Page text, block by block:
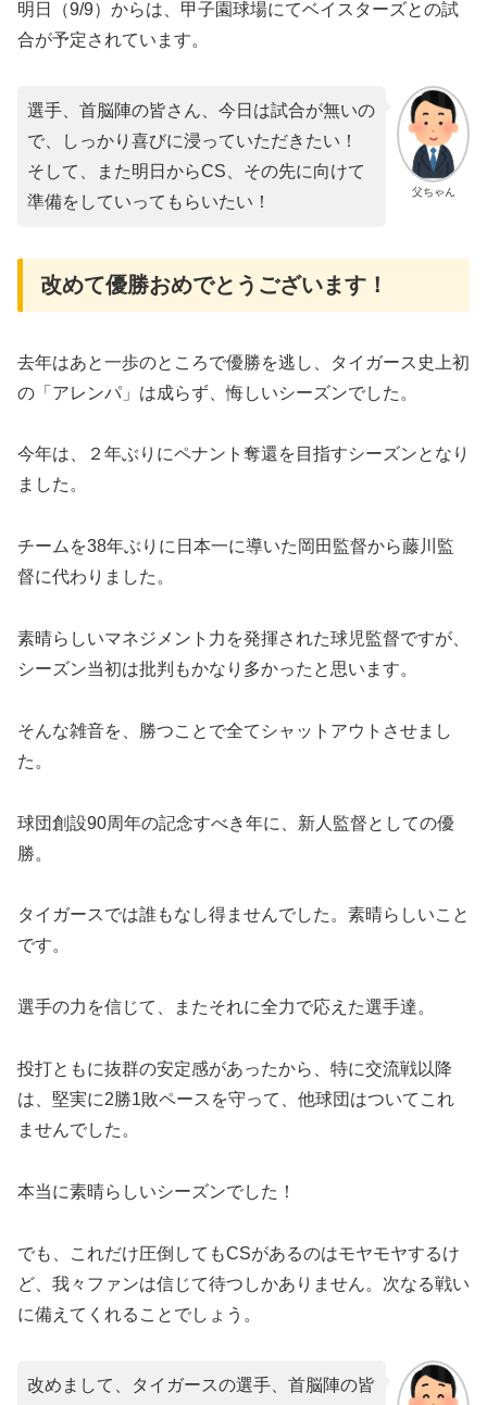
明日（9/9）からは、甲子園球場にてベイスターズとの試
合が予定されています。
父ちゃん
選手、首脳陣の皆さん、今日は試合が無いの
で、しっかり喜びに浸っていただきたい！
そして、また明日からCS、その先に向けて
準備をしていってもらいたい！
改めて優勝おめでとうございます！
去年はあと一歩のところで優勝を逃し、タイガース史上初
の「アレンパ」は成らず、悔しいシーズンでした。
今年は、２年ぶりにペナント奪還を目指すシーズンとなり
ました。
チームを38年ぶりに日本一に導いた岡田監督から藤川監
督に代わりました。
素晴らしいマネジメント力を発揮された球児監督ですが、
シーズン当初は批判もかなり多かったと思います。
そんな雑音を、勝つことで全てシャットアウトさせまし
た。
球団創設90周年の記念すべき年に、新人監督としての優
勝。
タイガースでは誰もなし得ませんでした。素晴らしいこと
です。
選手の力を信じて、またそれに全力で応えた選手達。
投打ともに抜群の安定感があったから、特に交流戦以降
は、堅実に2勝1敗ペースを守って、他球団はついてこれ
ませんでした。
本当に素晴らしいシーズンでした！
でも、これだけ圧倒してもCSがあるのはモヤモヤするけ
ど、我々ファンは信じて待つしかありません。次なる戦い
に備えてくれることでしょう。
改めまして、タイガースの選手、首脳陣の皆